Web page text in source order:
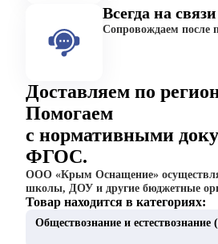
Всегда на связи
Сопровождаем после
Доставляем по
Помогаем
с нормативными
ФГОС.
ООО «Крым Оснащение»
школы, ДОУ и другие бюджетные
Товар находится в категориях:
Обществознание и